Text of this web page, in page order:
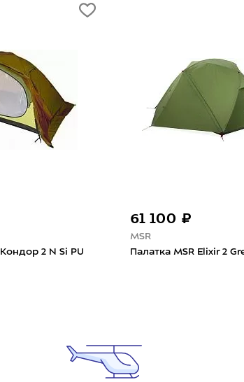
2 N Si PU
61 100 ₽
MSR
Палатка MSR Elixir 2